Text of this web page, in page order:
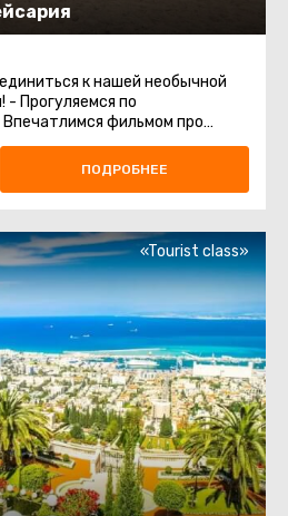
к нашей необычной
- Прогуляемся по
фильмом про
Кейсарию- Посетим новый музей ...
ПОДРОБНЕЕ
«Tourist class»